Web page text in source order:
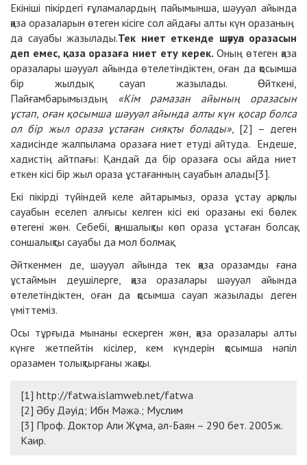
Екініші пікірдегі ғұламалардың пайымынша, шәууәл айында
қаза оразаларын өтеген кісіге сол айдағы алты күн оразаның
да сауабы жазылады.Тек ниет еткенде шәууәл оразасын
деп емес, қаза оразаға ниет ету керек. Оның өтеген қаза
оразалары шәууәл айында өтелетіндіктен, оған да қосымша
бір жылдық сауап жазылады. Өйткені,
Пайғамбарымыздың «Кім рамазан айының оразасын
ұстап, оған қосымша шәууәл айында алты күн қосар болса
ол бір жыл ораза ұстаған сияқты болады», [2] – деген
хадисінде жалпылама оразаға ниет етуді айтуда. Ендеше,
хадистің айтпағы: Қандай да бір оразаға осы айда ниет
еткен кісі бір жыл ораза ұстағанның сауабын алады[3].
Екі пікірді түйіндей келе айтарымыз, ораза ұстау арқылы
сауабын еселеп алғысы келген кісі екі оразаны екі бөлек
өтегені жөн. Себебі, қаншалықты көп ораза ұстаған болсақ,
соншалықты сауабы да мол болмақ.
Әйткенмен де, шәууәл айында тек қаза оразамды ғана
ұстаймын деушілерге, қаза оразалары шәууәл айында
өтелетіндіктен, оған да қосымша сауап жазылады деген
үміттеміз.
Осы тұрғыдамынаны ескерген жөн, қаза оразалары алты
күнге жетпейтін кісілер, кем күндерін қосымша нәпіл
оразамен толықтырғаны жақсы.
[1] http://fatwa.islamweb.net/fatwa
[2] Әбу Дәуід; Ибн Мәжә.; Муслим
[3] Проф. Доктор Али Жұма, әл-Баян – 290 бет. 2005ж.
Каир.